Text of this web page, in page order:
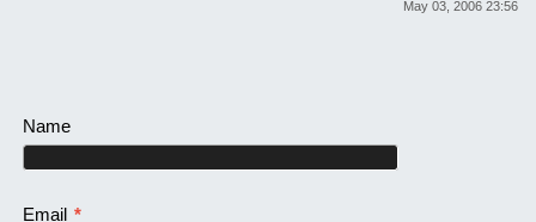
May 03, 2006 23:56
Name
Email *